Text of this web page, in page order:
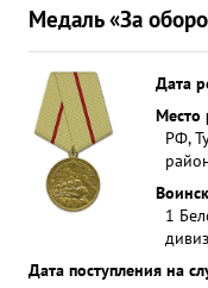
Медаль «За
Дата
Место
РФ,
1
Дата поступления на